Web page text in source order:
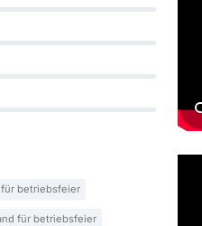
betriebsfeier
für betriebsfeier